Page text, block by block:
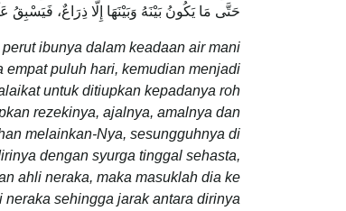
حَتَّى مَا يَكُونُ بَيْنَهُ وَبَيْنَهَا إِلَّا ذِرَاعٌ، فَيَسْبِقُ
ibunya dalam keadaan air mani
puluh hari, kemudian menjadi
untuk ditiupkan kepadanya roh
rezekinya, ajalnya, amalnya dan
melainkan-Nya, sesungguhnya di
dengan syurga tinggal sehasta,
ahli neraka, maka masuklah dia ke
sehingga jarak antara dirinya